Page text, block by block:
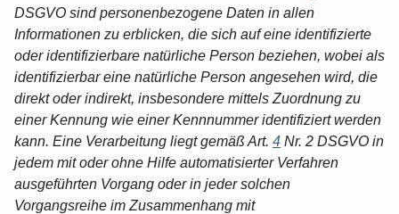
DSGVO sind personenbezogene Daten in allen
Informationen zu erblicken, die sich auf eine identifizierte
oder identifizierbare natürliche Person beziehen, wobei als
identifizierbar eine natürliche Person angesehen wird, die
direkt oder indirekt, insbesondere mittels Zuordnung zu
einer Kennung wie einer Kennnummer identifiziert werden
kann. Eine Verarbeitung liegt gemäß Art. 4 Nr. 2 DSGVO in
jedem mit oder ohne Hilfe automatisierter Verfahren
ausgeführten Vorgang oder in jeder solchen
Vorgangsreihe im Zusammenhang mit